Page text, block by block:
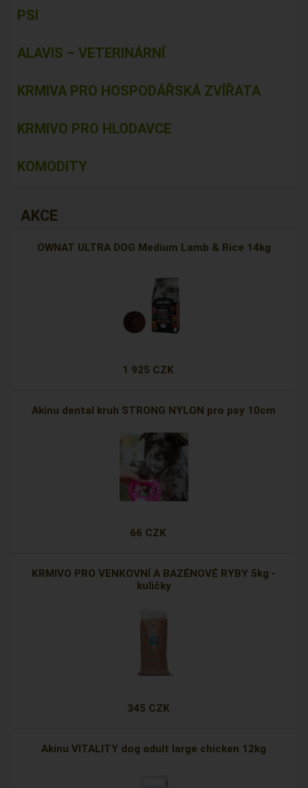
PSI
ALAVIS – VETERINÁRNÍ
KRMIVA PRO HOSPODÁŘSKÁ ZVÍŘATA
KRMIVO PRO HLODAVCE
KOMODITY
AKCE
OWNAT ULTRA DOG Medium Lamb & Rice 14kg
1 925 CZK
Akinu dental kruh STRONG NYLON pro psy 10cm
66 CZK
KRMIVO PRO VENKOVNÍ A BAZÉNOVÉ RYBY 5kg -
kuličky
345 CZK
Akinu VITALITY dog adult large chicken 12kg